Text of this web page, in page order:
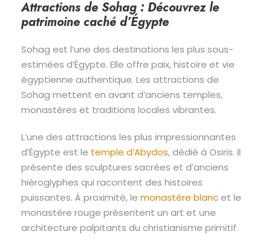
Attractions de Sohag : Découvrez le
patrimoine caché d’Égypte
Sohag est l’une des destinations les plus sous-
estimées d’Égypte. Elle offre paix, histoire et vie
égyptienne authentique. Les attractions de
Sohag mettent en avant d’anciens temples,
monastères et traditions locales vibrantes.
L’une des attractions les plus impressionnantes
d’Égypte est le temple d’Abydos, dédié à Osiris. Il
présente des sculptures sacrées et d’anciens
hiéroglyphes qui racontent des histoires
puissantes. À proximité, le monastère blancet le
monastère rouge présentent un art et une
architecture palpitants du christianisme primitif.